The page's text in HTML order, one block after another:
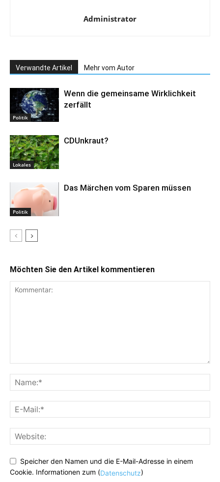
Administrator
Verwandte Artikel Mehr vom Autor
Politik
Wenn die gemeinsame Wirklichkeit
zerfällt
Lokales
CDUnkraut?
Politik
Das Märchen vom Sparen müssen
Möchten Sie den Artikel kommentieren
Speicher den Namen und die E-Mail-Adresse in einem
Cookie. Informationen zum (Datenschutz)